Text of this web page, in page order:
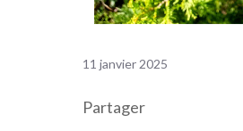
11 janvier 2025
Partager